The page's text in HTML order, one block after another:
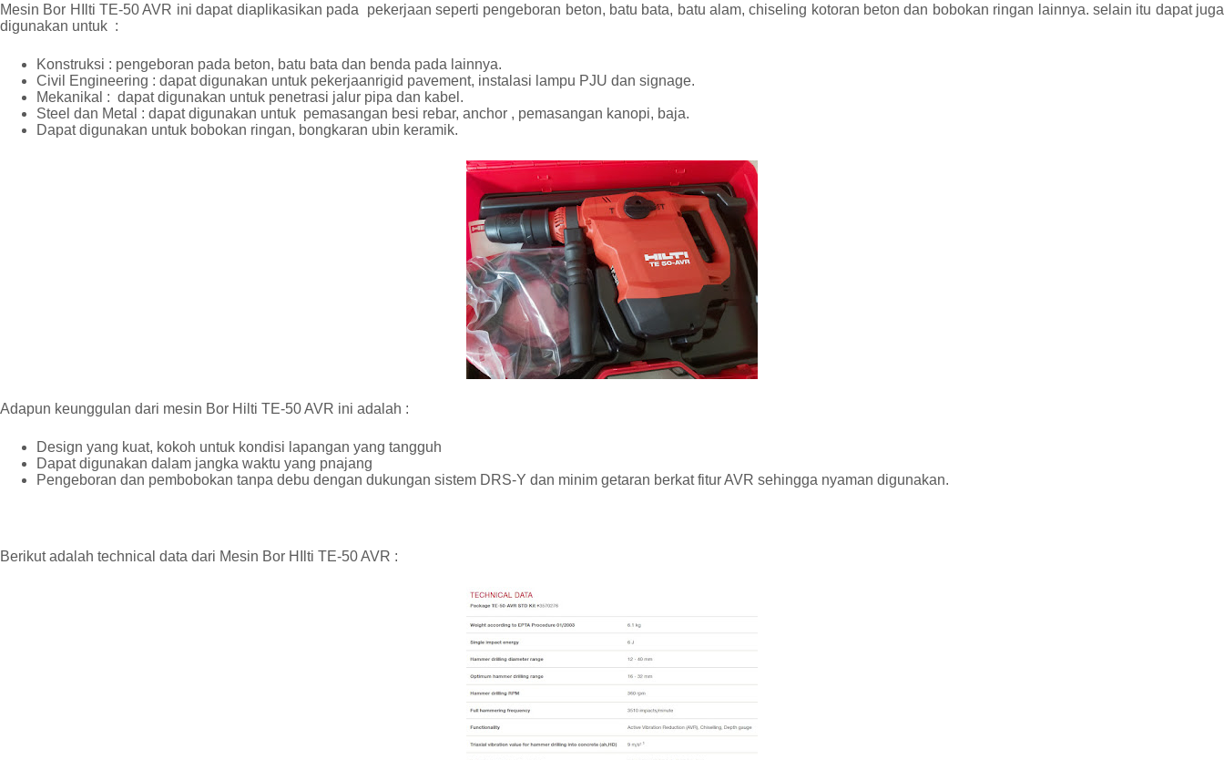
Mesin Bor HIlti TE-50 AVR ini dapat diaplikasikan pada pekerjaan seperti pengeboran beton, batu bata, batu alam, chiseling kotoran beton dan bobokan ringan lainnya. selain itu dapat juga
digunakan untuk :
Konstruksi : pengeboran pada beton, batu bata dan benda pada lainnya.
Civil Engineering : dapat digunakan untuk pekerjaanrigid pavement, instalasi lampu PJU dan signage.
Mekanikal : dapat digunakan untuk penetrasi jalur pipa dan kabel.
Steel dan Metal : dapat digunakan untuk pemasangan besi rebar, anchor , pemasangan kanopi, baja.
Dapat digunakan untuk bobokan ringan, bongkaran ubin keramik.
Adapun keunggulan dari mesin Bor Hilti TE-50 AVR ini adalah :
Design yang kuat, kokoh untuk kondisi lapangan yang tangguh
Dapat digunakan dalam jangka waktu yang pnajang
Pengeboran dan pembobokan tanpa debu dengan dukungan sistem DRS-Y dan minim getaran berkat fitur AVR sehingga nyaman digunakan.
Berikut adalah technical data dari Mesin Bor HIlti TE-50 AVR :